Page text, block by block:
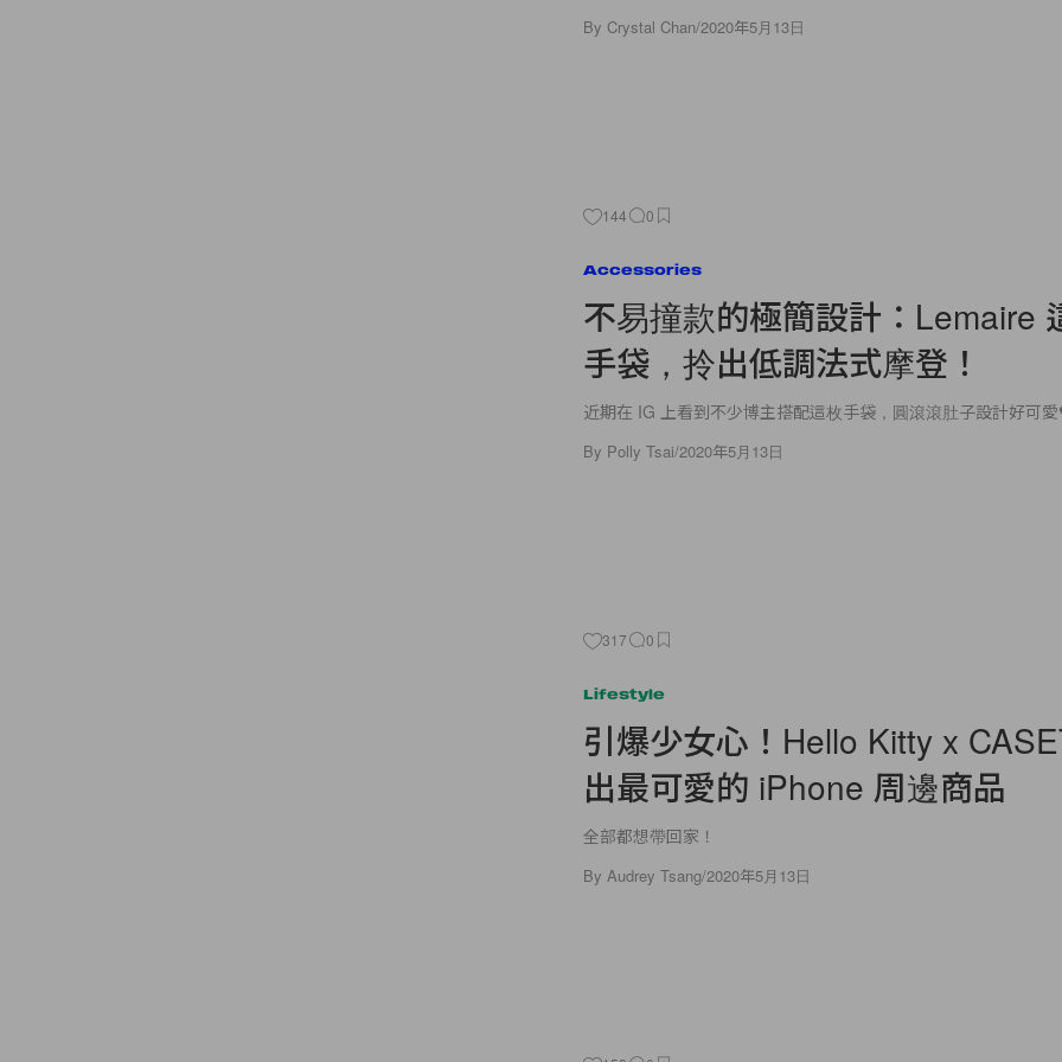
By Crystal Chan/2020年5月13日
144 0
Accessories
不易撞款的極簡設計：Lemaire
手袋，拎出低調法式摩登！
近期在 IG 上看到不少博主搭配這枚手袋，圓滾滾肚子設計好可愛
By Polly Tsai/2020年5月13日
317 0
Lifestyle
引爆少女心！Hello Kitty x
出最可愛的 iPhone 周邊商品
全部都想帶回家！
By Audrey Tsang/2020年5月13日